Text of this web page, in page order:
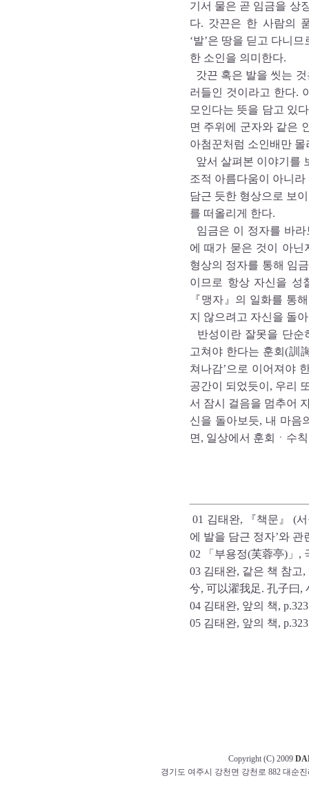
기서 물은 곧 임금을 상
다. 갓끈은 한 사람의
‘발’은 땅을 딛고 다니
한 소인을 의미한다.
갓끈 혹은 발을 씻는
러들인 것이라고 한다.
모인다는 뜻을 담고 있
면 주위에 군자와 같은
아첨꾼처럼 소인배만
앞서 살펴본 이야기를
조적 아름다움이 아니
담근 듯한 형상으로 보
를 떠올리게 한다.
임금은 이 정자를 바
에 때가 묻은 것이 아닌
형상의 정자를 통해 임
이므로 항상 자신을 성
『맹자』의 일화를 통
지 않으려고 자신을 돌
반성이란 잘못을 단순
고쳐야 한다는 훈회(訓
쳐나감’으로 이어져야
공간이 되었듯이, 우리
서 잠시 걸음을 멈추어
신을 돌아보듯, 내 마음
면, 일상에서 훈회ㆍ수
01 김태완, 『책문』 (
에 발을 담근 정자’와
02 「부용정(芙蓉亭)」,
03 김태완, 같은 책 참
兮, 可以濯我足. 孔子曰,
04 김태완, 앞의 책,
05 김태완, 앞의 책,
Copyright (C) 2009
경기도 여주시 강천면 강천로 882 대순진